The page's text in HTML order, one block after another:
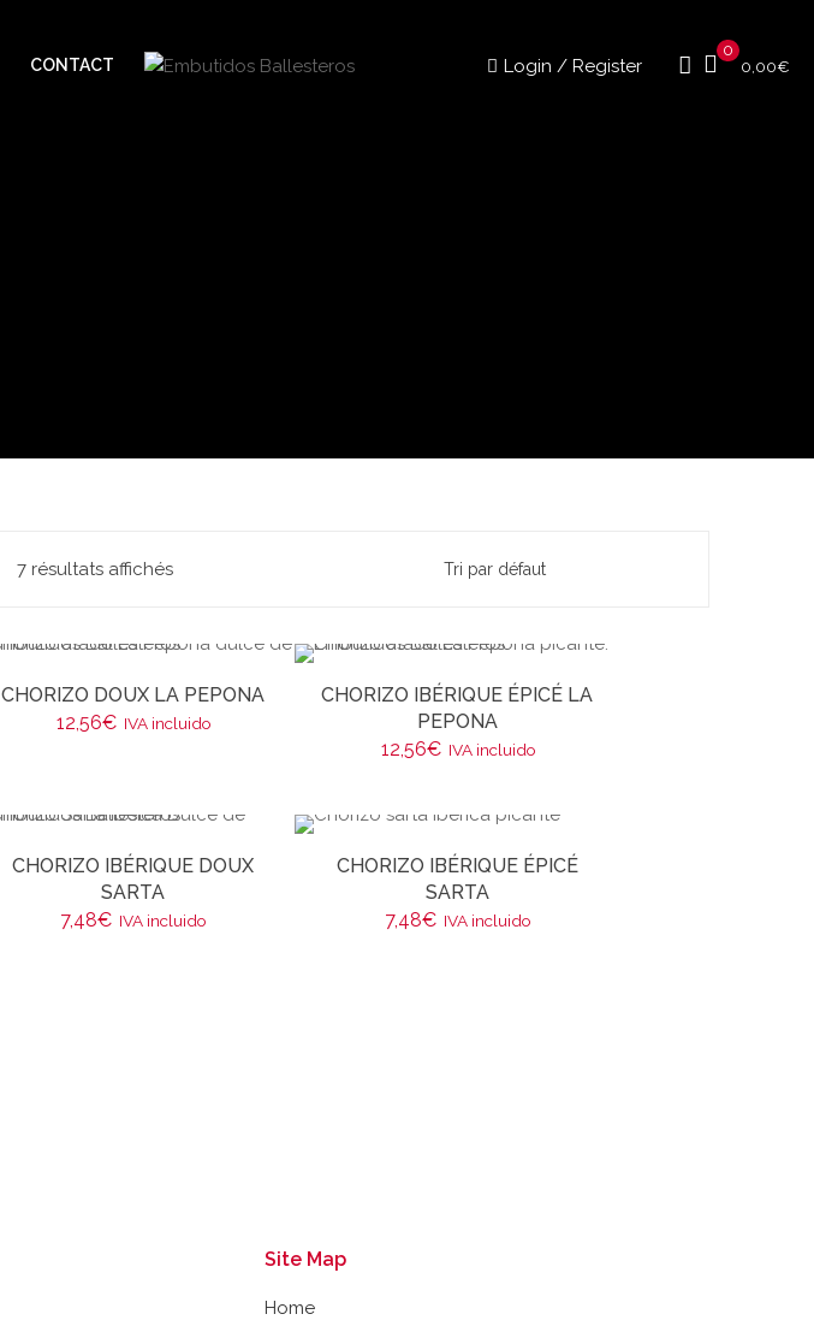
CONTACT Login / Register
0
0,00€
7 résultats affichés
CHORIZO DOUX LA PEPONA
12,56€ IVA incluido
CHORIZO IBÉRIQUE ÉPICÉ LA
PEPONA
12,56€ IVA incluido
CHORIZO IBÉRIQUE DOUX
SARTA
7,48€ IVA incluido
CHORIZO IBÉRIQUE ÉPICÉ
SARTA
7,48€ IVA incluido
Site Map
Home